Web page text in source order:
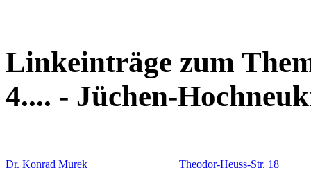
Linkeinträge zum
4.... - Jüchen-
Dr. Konrad Murek Theodor-Heuss-Str. 18